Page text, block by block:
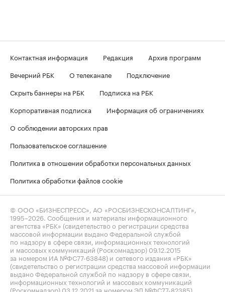
Контактная информация Редакция
Архив программ
Вечерний РБК
О телеканале
Подключение
Скрыть баннеры на РБК
Подписка на РБК
Корпоративная подписка
Информация об ограничениях
О соблюдении авторских прав
Пользовательское соглашение
Политика в отношении обработки персональных данных
Политика обработки файлов cookie
© ООО «БИЗНЕСПРЕСС», АО «РОСБИЗНЕСКОНСАЛТИНГ»,
1995–2026 . Сообщения и материалы информационного
агентства «РБК» (свидетельство о регистрации средства
массовой информации выдано Федеральной службой
по надзору в сфере связи, информационных технологий
и массовых коммуникаций (Роскомнадзор) 09.12.2015
за номером ИА №ФС77-63848) и сетевого издания «РБК»
(свидетельство о регистрации средства массовой информации
выдано Федеральной службой по надзору в сфере связи,
информационных технологий и массовых коммуникаций
(Роскомнадзор) 03.12.2021 за номером ЭЛ №ФС77-82385)